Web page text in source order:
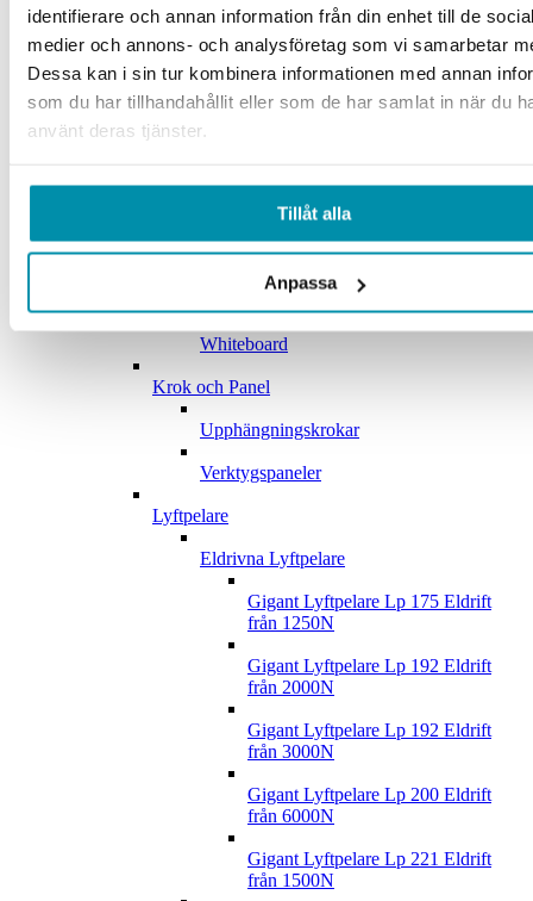
identifierare och annan information från din enhet till de
medier och annons- och analysföretag som vi samarbetar
Dessa kan i sin tur kombinera informationen med annan
som du har tillhandahållit eller som de har samlat in när du
använt deras tjänster.
Tillåt alla
Anpassa
Väggsystem
Kontor och Lunchrumsmöbler
Anslagstavlor
Konferensrum
Kontorsrum
Whiteboard
Krok och Panel
Upphängningskrokar
Verktygspaneler
Lyftpelare
Eldrivna Lyftpelare
Gigant Lyftpelare Lp 175 Eldrift
från 1250N
Gigant Lyftpelare Lp 192 Eldrift
från 2000N
Gigant Lyftpelare Lp 192 Eldrift
från 3000N
Gigant Lyftpelare Lp 200 Eldrift
från 6000N
Gigant Lyftpelare Lp 221 Eldrift
från 1500N